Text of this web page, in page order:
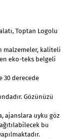
Toptan Logolu
malzemeler, kaliteli
eko-teks belgeli
30 derecede
Gözünüzü
ajanslara uyku göz
bu